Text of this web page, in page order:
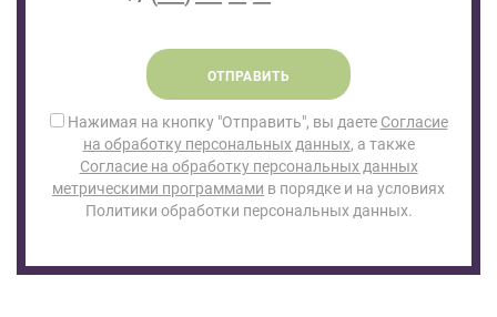
ОТПРАВИТЬ
Нажимая на кнопку "Отправить", вы даете Согласие
на обработку персональных данных, а также
Согласие на обработку персональных данных
метрическими программами в порядке и на условиях
Политики обработки персональных данных.